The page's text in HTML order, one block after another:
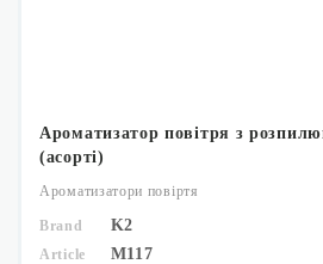
Ароматизатор повітря з
(асорті)
Ароматизатори повіртя
Brand K2
Article M117